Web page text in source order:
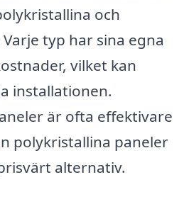
och
typ har sina egna
vilket kan
installationen.
är ofta effektivare
polykristallina paneler
alternativ.